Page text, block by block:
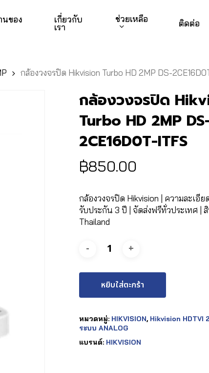
นของ เกี่ยวกับ
เรา
ช่วยเหลือ ติดต่อ
กล้องวงจรปิด Hikvision Turbo HD 2MP DS-
กล้องวงจรปิด
Turbo HD 2MP
2CE16D0T-ITFS
฿850.00
กล้องวงจรปิด Hikvision | ความละเอีย
รับประกัน 3 ปี | จัดส่งฟรีทั่วประเทศ |
Thailand
หยิบใส่ตะกร้า
หมวดหมู่: HIKVISION, Hikvision HDTVI
ระบบ ANALOG
แบรนด์: HIKVISION